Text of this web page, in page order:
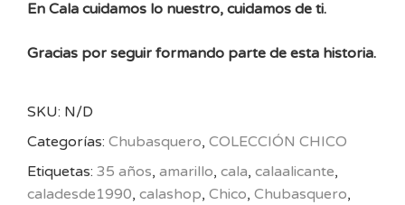
En Cala cuidamos lo nuestro, cuidamos de ti.
Gracias por seguir formando parte de esta historia.
SKU: N/D
Categorías: Chubasquero, COLECCIÓN CHICO
Etiquetas: 35 años, amarillo, cala, calaalicante,
caladesde1990, calashop, Chico, Chubasquero,